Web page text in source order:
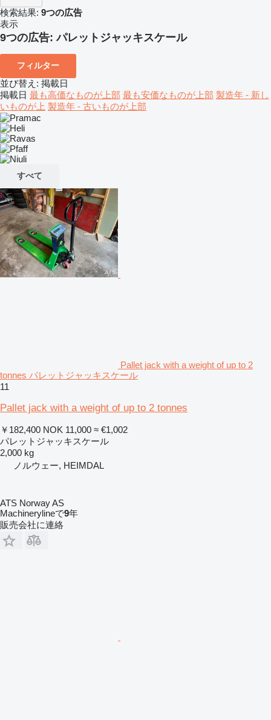
検索結果: 9つの広告
表示
9つの広告:パレットジャッキスケール
フィルター
並び替え : 掲載日
掲載日 最も高価なものが上部 最も安価なものが上部 製造年 - 新し
いものが上 製造年 - 古いものが上部
すべて
Pallet jack with a weight of up to 2
tonnes パレットジャッキスケール
11
Pallet jack with a weight of up to 2 tonnes
￥182,400 NOK 11,000 ≈ €1,002
パレットジャッキスケール
2,000 kg
ノルウェー, HEIMDAL
ATS Norway AS
Machinerylineで9年
販売会社に連絡